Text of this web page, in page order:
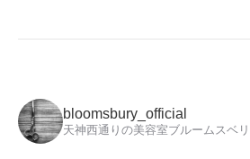
bloomsbury_official
天神西通りの美容室ブルームスベ